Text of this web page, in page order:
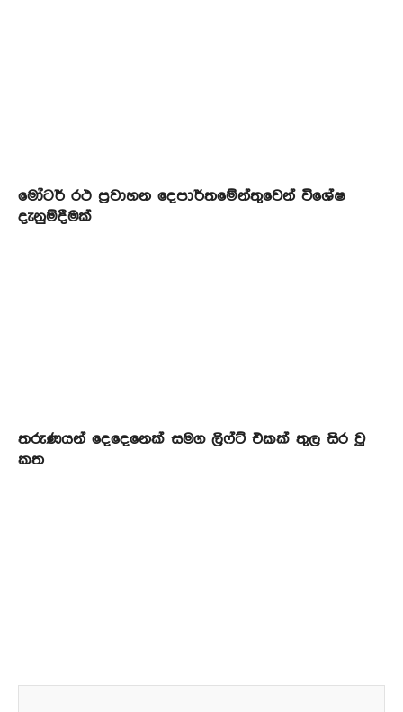
මෝටර් රථ ප්‍රවාහන දෙපාර්තමේන්තුවෙන් විශේෂ
දැනුම්දීමක්
තරුණයන් දෙදෙනෙක් සමග ලිෆ්ට් එකක් තුල සිර වූ
කත